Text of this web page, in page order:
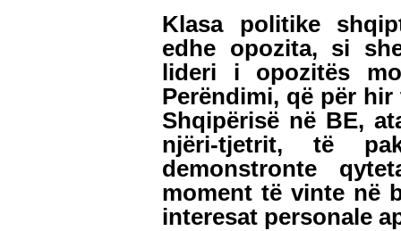
Klasa politike
edhe opozita, si
lideri i opozitës
Perëndimi, që për
Shqipërisë në BE,
njëri-tjetrit, të
demonstronte
moment të vinte në
interesat personale